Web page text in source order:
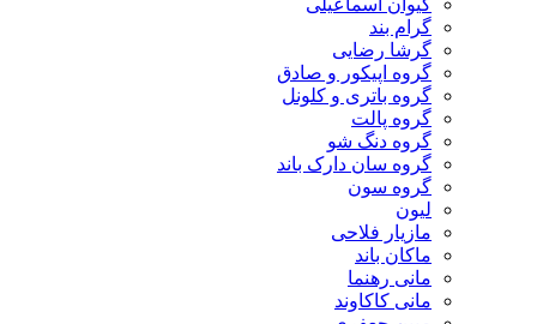
کیوان اسماعیلی
گرام بند
گرشا رضایی
گروه اپیکور و صادق
گروه باتری و کلونل
گروه پالت
گروه دنگ شو
گروه سان دارک باند
گروه سون
لیون
مازیار فلاحی
ماکان باند
مانی رهنما
مانی کاکاوند